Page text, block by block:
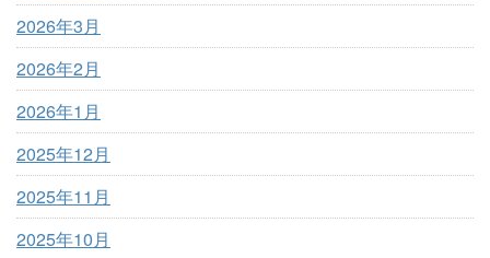
2026年3月
2026年2月
2026年1月
2025年12月
2025年11月
2025年10月